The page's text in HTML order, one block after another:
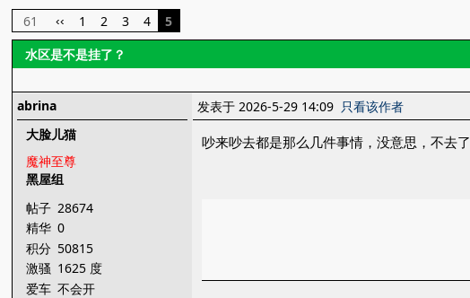
61
‹‹ 1 2 3 4
5
水区是不是挂了？
abrina
大脸儿猫
魔神至尊
黑屋组
帖子 28674
精华 0
积分 50815
激骚 1625 度
爱车 不会开
发表于 2026-5-29 14:09 只看该作者
吵来吵去都是那么几件事情，没意思，不去了